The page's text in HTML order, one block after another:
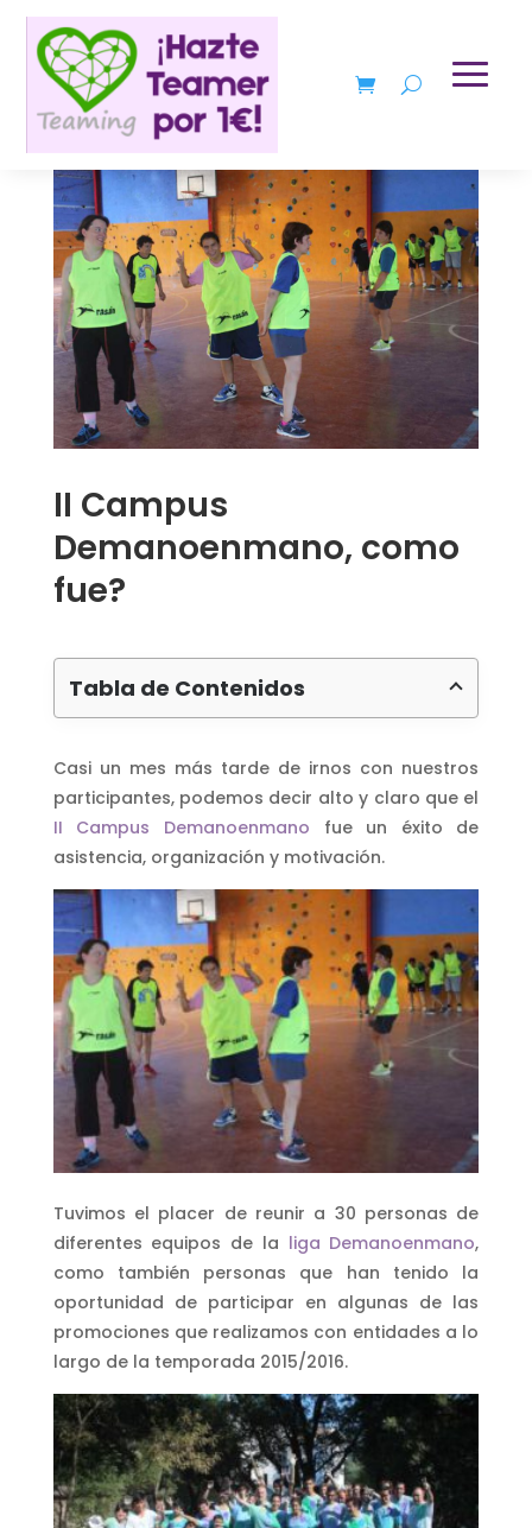
II Campus
Demanoenmano, como
fue?
Tabla de Contenidos
Casi un mes más tarde de irnos con nuestros
participantes, podemos decir alto y claro que el
II Campus Demanoenmano fue un éxito de
asistencia, organización y motivación.
Tuvimos el placer de reunir a 30 personas de
diferentes equipos de la liga Demanoenmano,
como también personas que han tenido la
oportunidad de participar en algunas de las
promociones que realizamos con entidades a lo
largo de la temporada 2015/2016.